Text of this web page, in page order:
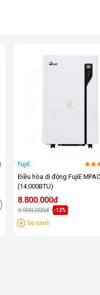
FujiE
Điều hòa di động FujiE
(14.000BTU)
8.800.000đ
9.990.000đ -12%
So sánh